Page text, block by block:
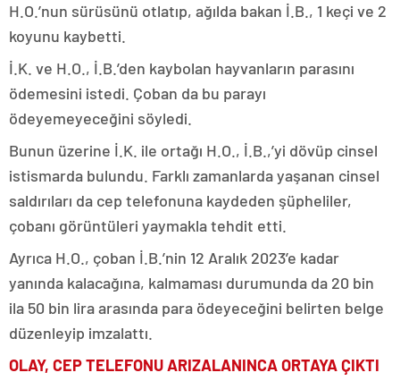
H.O.’nun sürüsünü otlatıp, ağılda bakan İ.B., 1 keçi ve 2
koyunu kaybetti.
İ.K. ve H.O., İ.B.’den kaybolan hayvanların parasını
ödemesini istedi. Çoban da bu parayı
ödeyemeyeceğini söyledi.
Bunun üzerine İ.K. ile ortağı H.O., İ.B.,’yi dövüp cinsel
istismarda bulundu. Farklı zamanlarda yaşanan cinsel
saldırıları da cep telefonuna kaydeden şüpheliler,
çobanı görüntüleri yaymakla tehdit etti.
Ayrıca H.O., çoban İ.B.’nin 12 Aralık 2023’e kadar
yanında kalacağına, kalmaması durumunda da 20 bin
ila 50 bin lira arasında para ödeyeceğini belirten belge
düzenleyip imzalattı.
OLAY, CEP TELEFONU ARIZALANINCA ORTAYA ÇIKTI